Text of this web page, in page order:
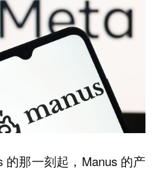
的那一刻起，Manus 的产